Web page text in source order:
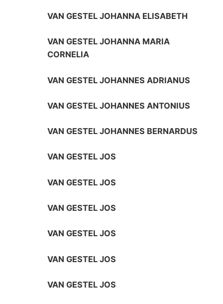
VAN GESTEL JOHANNA ELISABETH
VAN GESTEL JOHANNA MARIA
CORNELIA
VAN GESTEL JOHANNES ADRIANUS
VAN GESTEL JOHANNES ANTONIUS
VAN GESTEL JOHANNES BERNARDUS
VAN GESTEL JOS
VAN GESTEL JOS
VAN GESTEL JOS
VAN GESTEL JOS
VAN GESTEL JOS
VAN GESTEL JOS